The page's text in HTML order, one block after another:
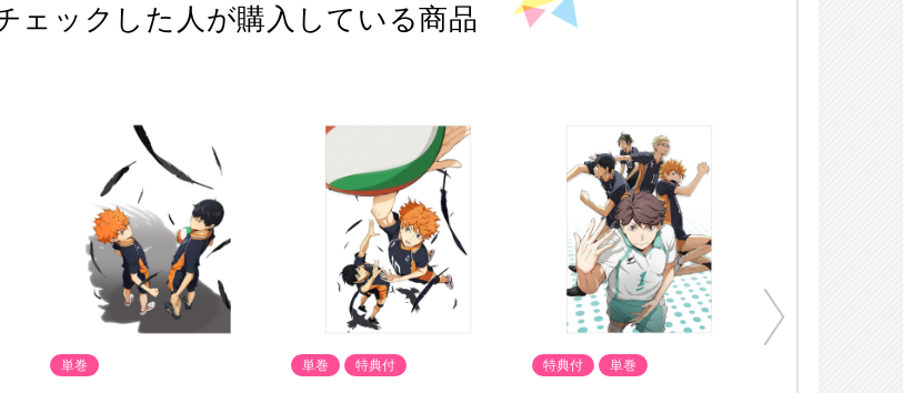
ェックした人が購入している商品
単巻 単巻 特典付 特典付 単巻